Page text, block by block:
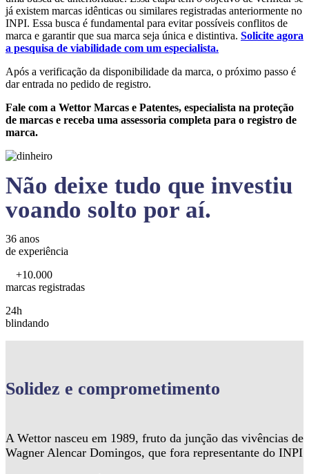
já existem marcas idênticas ou similares registradas anteriormente no
INPI. Essa busca é fundamental para evitar possíveis conflitos de
marca e garantir que sua marca seja única e distintiva. Solicite agora
a pesquisa de viabilidade com um especialista.
Após a verificação da disponibilidade da marca, o próximo passo é
dar entrada no pedido de registro.
Fale com a Wettor Marcas e Patentes, especialista na proteção
de marcas e receba uma assessoria completa para o registro de
marca.
Não deixe tudo que investiu
voando solto por aí.
36 anos
de experiência
+10.000
marcas registradas
24h
blindando
Solidez e comprometimento
A Wettor nasceu em 1989, fruto da junção das vivências de
Wagner Alencar Domingos, que fora representante do INPI